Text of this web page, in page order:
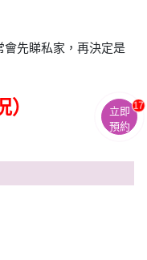
先睇私家，再決定是
立即
預約
17